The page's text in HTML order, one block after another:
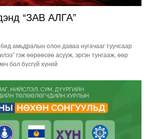
“ЗАВ АЛГА”
амьдралын олон даваа нугачааг туучсаар
гэж өөрөөсөө асууж, эргэн тунгааж, өөр
бол бүсгүй хүний